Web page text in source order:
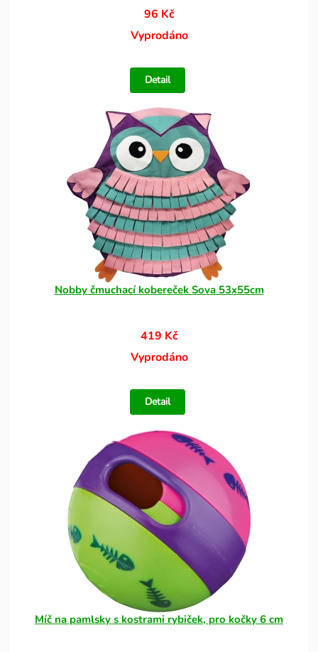
96 Kč
Vyprodáno
Detail
Nobby čmuchací kobereček Sova 53x55cm
419 Kč
Vyprodáno
Detail
Míč na pamlsky s kostrami rybiček, pro kočky 6 cm